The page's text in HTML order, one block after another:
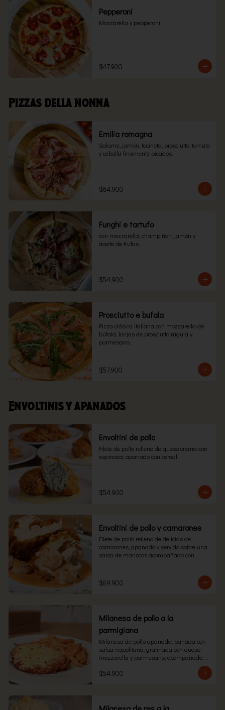
Pepperoni
Mozzarella y pepperoni.
$47.900
Pizzas della nonna
Emilia romagna
Salame, jamón, tocineta, prosciutto, tomate
y cebolla finamente picados.
$64.900
Funghi e tartufo
con mozzarella, champiñon, jamón y
aceite de trufas.
$54.900
Prosciutto e bufala
Pizza clásica italiana con mozzarella de
búfala, lonjas de prosciutto rúgula y
parmesano.
$57.900
Envoltinis y apanados
Envoltini de pollo
Filete de pollo relleno de queso crema con
espinaca, apanado con cereal
$54.900
Envoltini de pollo y camarones
Filete de pollo relleno de delicias de
camarones, apanado y servido sobre una
salsa de mariscos acompañado con
$69.900
Milanesa de pollo a la
parmigiana
Milanesa de pollo apanada, bañada con
salsa napolitana, gratinada con queso
mozzarella y parmesano, acompañada
$54.900